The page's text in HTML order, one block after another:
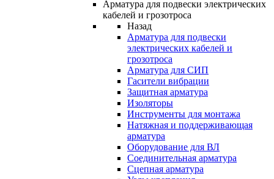
Арматура для подвески электрических
кабелей и грозотроса
Назад
Арматура для подвески
электрических кабелей и
грозотроса
Арматура для СИП
Гасители вибрации
Защитная арматура
Изоляторы
Инструменты для монтажа
Натяжная и поддерживающая
арматура
Оборудование для ВЛ
Соединительная арматура
Сцепная арматура